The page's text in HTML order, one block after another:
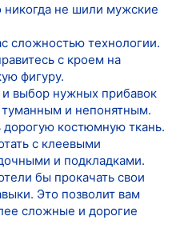
не шили мужские
сложностью технологии.
с кроем на
фигуру.
выбор нужных прибавок
и непонятным.
дорогую костюмную ткань.
с клеевыми
и подкладками.
бы прокачать свои
Это позволит вам
сложные и дорогие